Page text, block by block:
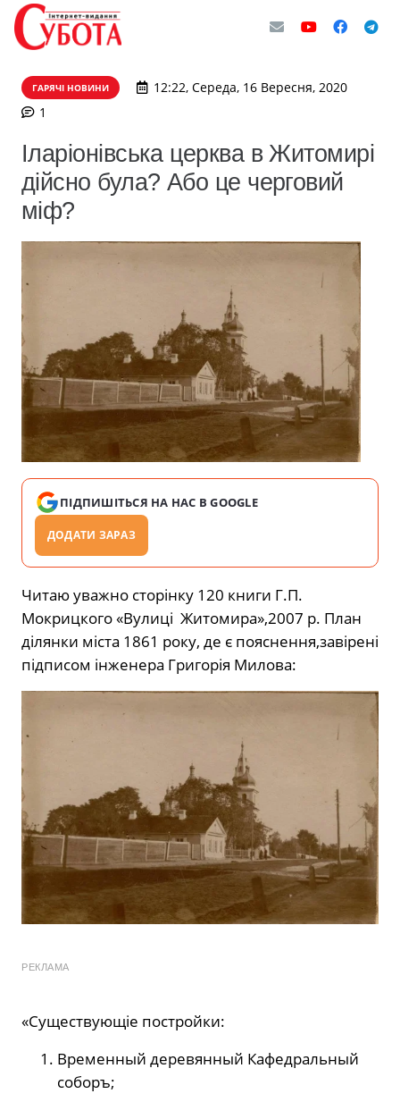
ГАРЯЧІ НОВИНИ
12:22, Середа, 16 Вересня, 2020
1
Іларіонівська церква в Житомирі
дійсно була? Або це черговий
міф?
ПІДПИШІТЬСЯ НА НАС В GOOGLE
ДОДАТИ ЗАРАЗ
Читаю уважно сторінку 120 книги Г.П.
Мокрицкого «Вулиці Житомира»,2007 р. План
ділянки міста 1861 року, де є пояснення,завірені
підписом інженера Григорія Милова:
РЕКЛАМА
«Существующіе постройки:
Временный деревянный Кафедральный
соборъ;